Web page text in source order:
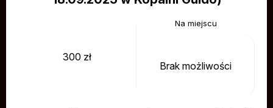
300 zł
Brak możliwości